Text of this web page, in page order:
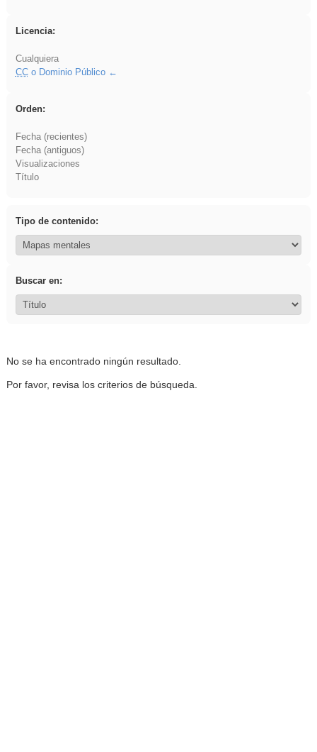
Licencia:
Cualquiera
CCo Dominio Público
Orden:
Fecha (recientes)
Fecha (antiguos)
Visualizaciones
Título
Tipo de contenido:
Buscar en:
No se ha encontrado ningún resultado.
Por favor, revisa los criterios de búsqueda.